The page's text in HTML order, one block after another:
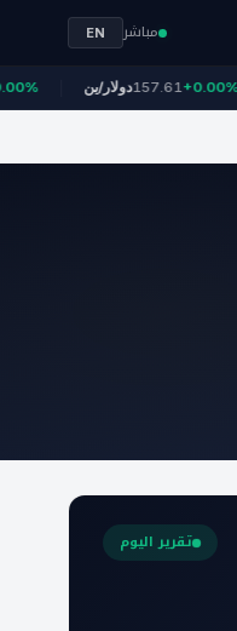
مباشر EN
دولار/ين 157.61+0.00%
تقرير اليوم